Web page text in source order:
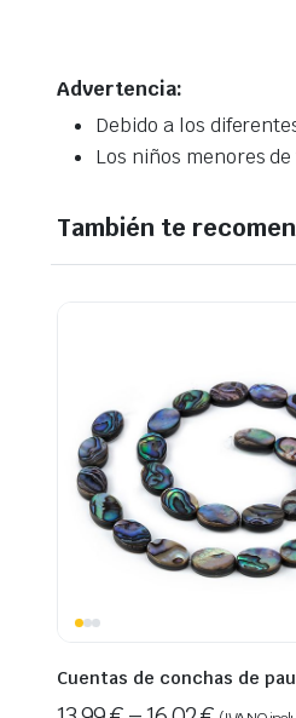
Advertencia:
Debido a los
Los niños menores
También te
Cuentas de conchas de